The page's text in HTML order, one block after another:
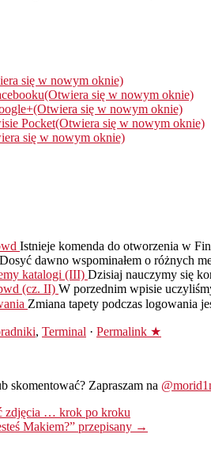
się w nowym oknie)
się w nowym oknie)
się w nowym oknie)
Pocket(Otwiera się w nowym oknie)
się w nowym oknie)
Istnieje komenda do otworzenia w
Dosyć dawno wspominałem o różnych
katalogi (III) Dzisiaj nauczymy się
(cz. II) W porzednim wpisie
Zmiana tapety podczas logowania
, Terminal · Permalink ★
skomentować? Zapraszam na
zdjęcia … krok po kroku
Makiem?” przepisany →